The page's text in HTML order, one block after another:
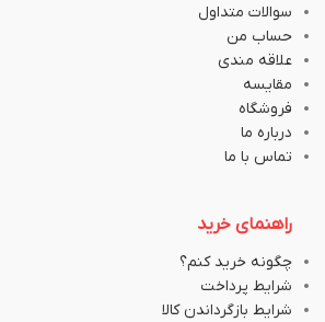
سوالات متداول
حساب من
علاقه مندی
مقایسه
فروشگاه
درباره ما
تماس با ما
راهنمای خرید
چگونه خرید کنم؟
شرایط پرداخت
شرایط بازگرداندن کالا